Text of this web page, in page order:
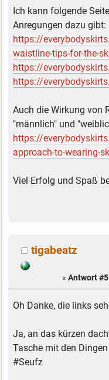
Ich kann folgende
Anregungen dazu gibt:
https://
waistline-tips-for-the-
https://
https://
Auch die Wirkung von
"männlich" und
https://
approach-to-wearing-
Viel Erfolg und Spaß
tigabeatz
« Antwort
Oh Danke, die links
Ja, an das kürzen
Tasche mit den
#Seufz